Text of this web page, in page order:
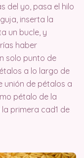
del yo, pasa el hilo
inserta la
un bucle, y
haber
solo punto de
a lo largo de
unión de pétalos a
pétalo de la
primera cad1 de